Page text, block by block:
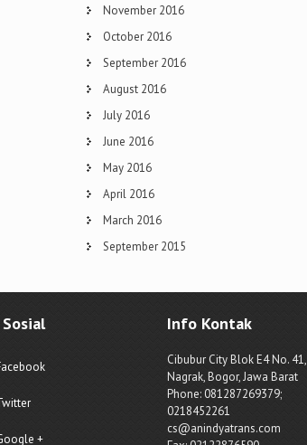
November 2016
October 2016
September 2016
August 2016
July 2016
June 2016
May 2016
April 2016
March 2016
September 2015
+
Info Kontak
Cibubur City Blok E4 No. 41,
Nagrak, Bogor, Jawa Barat
Phone: 081287269379;
0218452261
cs@anindyatrans.com